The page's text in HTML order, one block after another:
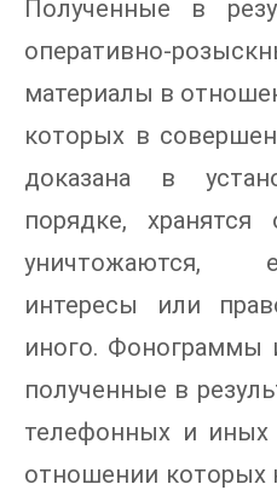
Полученные в
оперативно-
материалы в
которых в
доказана в
порядке,
уничтожаются,
интересы или
иного. Фонограммы
полученные в
телефонных и иных
отношении которых